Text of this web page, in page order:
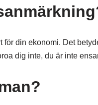
för din ekonomi. Det
dig inte, du är inte